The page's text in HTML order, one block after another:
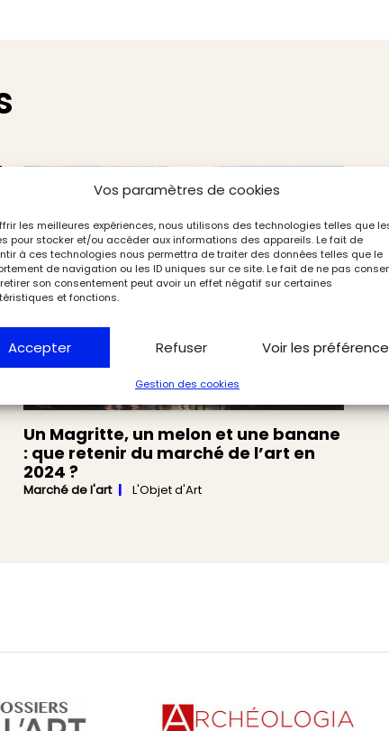
Vos paramètres de cookies
les meilleures expériences, nous utilisons des technologies telles que
pour stocker et/ou accéder aux informations des appareils. Le fait de
à ces technologies nous permettra de traiter des données telles que le
de navigation ou les ID uniques sur ce site. Le fait de ne pas
son consentement peut avoir un effet négatif sur certaines
et fonctions.
Accepter Refuser Voir les
Gestion des cookies
Un Magritte, un melon et une banane
: que retenir du marché de l’art en
2024 ?
Marché de l'art L'Objet d'Art